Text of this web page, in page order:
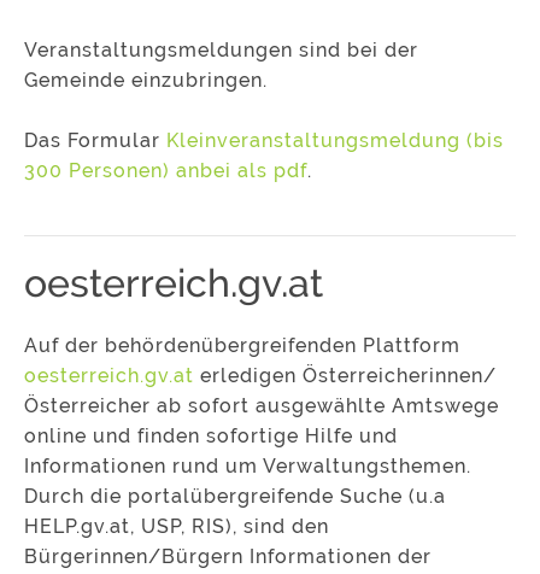
Veranstaltungsmeldungen sind bei der
Gemeinde einzubringen.
Das Formular Kleinveranstaltungsmeldung (bis
300 Personen) anbei als pdf.
oesterreich.gv.at
Auf der behördenübergreifenden Plattform
oesterreich.gv.at erledigen Österreicherinnen/
Österreicher ab sofort ausgewählte Amtswege
online und finden sofortige Hilfe und
Informationen rund um Verwaltungsthemen.
Durch die portalübergreifende Suche (u.a
HELP.gv.at, USP, RIS), sind den
Bürgerinnen/Bürgern Informationen der